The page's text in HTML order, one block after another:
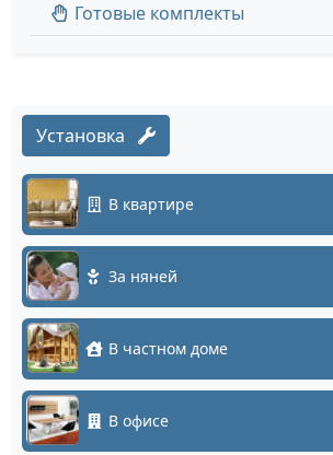
Готовые комплекты
Установка
В квартире
За няней
В частном доме
В офисе